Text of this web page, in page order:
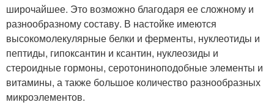
широчайшее. Это возможно благодаря ее сложному и
разнообразному составу. В настойке имеются
высокомолекулярные белки и ферменты, нуклеотиды и
пептиды, гипоксантин и ксантин, нуклеозиды и
стероидные гормоны, серотониноподобные элементы и
витамины, а также большое количество разнообразных
микроэлементов.